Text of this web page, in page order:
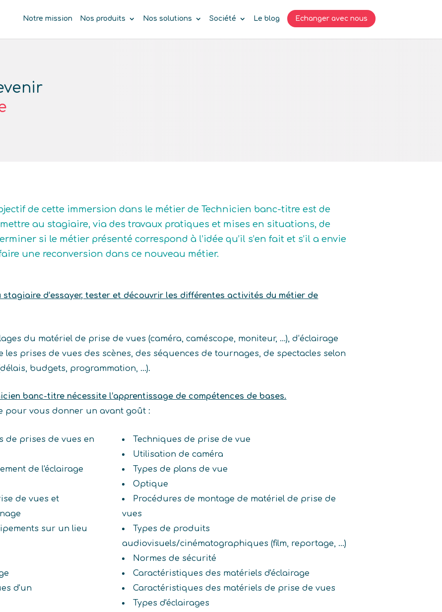
Notre mission Nos produits Nos solutions Société Le blog Echanger avec nous
de cette immersion dans le métier de Technicien banc-titre est de
au stagiaire, via des travaux pratiques et mises en situations, de
si le métier présenté correspond à l’idée qu’il s’en fait et s’il a envie
une reconversion dans ce nouveau métier.
stagiaire d’essayer, tester et découvrir les différentes activités du métier de
du matériel de prise de vues (caméra, caméscope, moniteur, …), d’éclairage
les prises de vues des scènes, des séquences de tournages, de spectacles selon
budgets, programmation, …).
banc-titre nécessite l’apprentissage de compétences de bases.
pour vous donner un avant goût :
de prises de vues en
de l'éclairage
de vues et
sur un lieu
d'un
Techniques de prise de vue
Utilisation de caméra
Types de plans de vue
Optique
Procédures de montage de matériel de prise de
vues
Types de produits
audiovisuels/cinématographiques (film, reportage, ...)
Normes de sécurité
Caractéristiques des matériels d'éclairage
Caractéristiques des matériels de prise de vues
Types d'éclairages